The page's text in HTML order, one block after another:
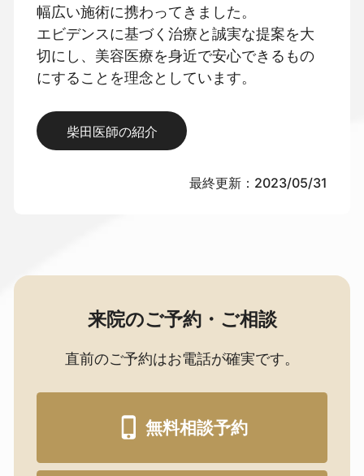
幅広い施術に携わってきました。
エビデンスに基づく治療と誠実な提案を大
切にし、美容医療を身近で安心できるもの
にすることを理念としています。
柴田医師の紹介
最終更新：2023/05/31
来院のご予約・ご相談
直前のご予約はお電話が確実です。
無料相談予約